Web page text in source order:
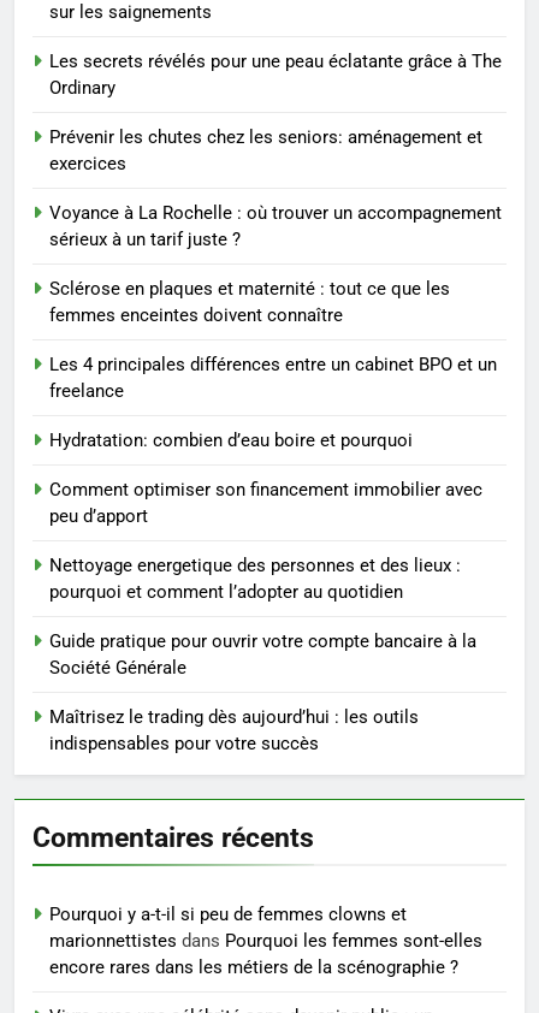
MODE
2
entreprise solide
3
substituts de repas : guide et
conseils pratiques
4
Postures de yoga essentielles
pour perdre du poids
rapidement et durable
BIEN ÊTRE
5
Infection chronique de l’oreille :
saignements
SANTÉ
6
Les secrets révélés pour une
peau éclatante grâce à The
Ordinary
Prévenir les chutes chez les
seniors: aménagement et
exercices
BIEN ÊTRE
sur les saignements
Les secrets révélés pour une peau éclatante grâce à The
Ordinary
Prévenir les chutes chez les seniors: aménagement et
exercices
Voyance à La Rochelle : où trouver un accompagnement
sérieux à un tarif juste ?
Sclérose en plaques et maternité : tout ce que les
femmes enceintes doivent connaître
Les 4 principales différences entre un cabinet BPO et un
freelance
Hydratation: combien d’eau boire et pourquoi
Comment optimiser son financement immobilier avec
peu d’apport
Nettoyage energetique des personnes et des lieux :
pourquoi et comment l’adopter au quotidien
Guide pratique pour ouvrir votre compte bancaire à la
Société Générale
Maîtrisez le trading dès aujourd’hui : les outils
indispensables pour votre succès
Commentaires récents
Pourquoi y a-t-il si peu de femmes clowns et
marionnettistes dans Pourquoi les femmes sont-elles
encore rares dans les métiers de la scénographie ?